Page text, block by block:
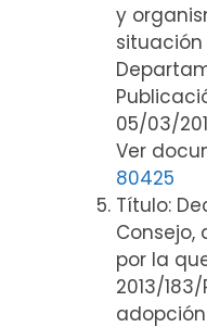
y
situación
05/03/
Ver
80425
Título:
Consejo,
por la
2013/